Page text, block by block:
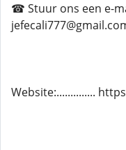
☎ Stuur ons een e-
Website:..............